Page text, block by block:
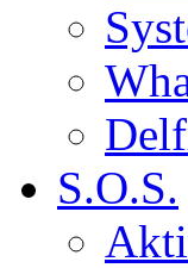
S.O.S.